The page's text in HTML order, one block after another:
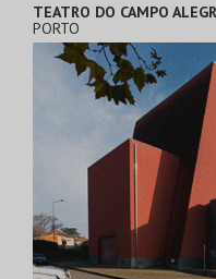
TEATRO DO CAMPO
PORTO